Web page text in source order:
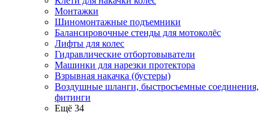
Монтажки
Шиномонтажные подъемники
Балансировочные стенды для мотоколёс
Лифты для колес
Гидравлические отбортовыватели
Машинки для нарезки протектора
Взрывная накачка (бустеры)
Воздушные шланги, быстросъемные соединения,
фитинги
Ещё 34